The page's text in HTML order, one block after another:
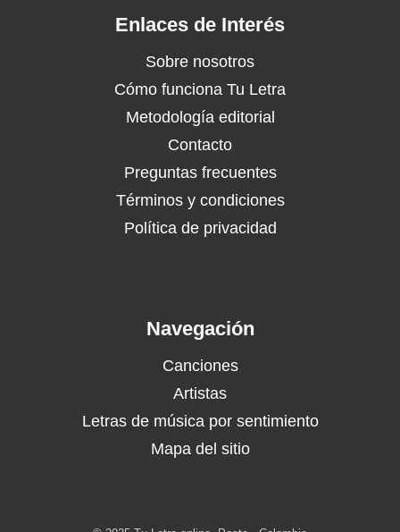
Enlaces de Interés
Sobre nosotros
Cómo funciona Tu Letra
Metodología editorial
Contacto
Preguntas frecuentes
Términos y condiciones
Política de privacidad
Navegación
Canciones
Artistas
Letras de música por sentimiento
Mapa del sitio